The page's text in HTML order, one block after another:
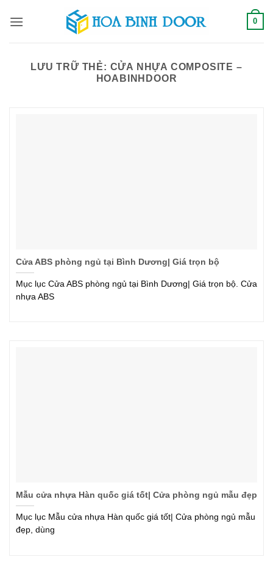
qua
0
LƯU TRỮ THẺ: CỬA NHỰA COMPOSITE –
HOABINHDOOR
Cửa ABS phòng ngủ tại Bình Dương| Giá trọn bộ
Mục lục Cửa ABS phòng ngủ tại Bình Dương| Giá trọn bộ. Cửa
nhựa ABS
Mẫu cửa nhựa Hàn quốc giá tốt| Cửa phòng ngủ mẫu đẹp
Mục lục Mẫu cửa nhựa Hàn quốc giá tốt| Cửa phòng ngủ mẫu
đẹp, dùng